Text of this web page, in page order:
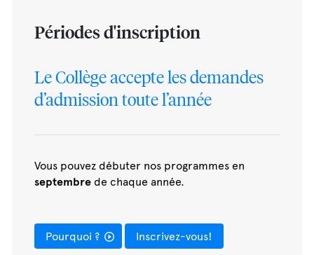
Périodes d'inscription
Le Collège accepte les demandes
d’admission toute l’année
Vous pouvez débuter nos programmes en
septembre de chaque année.
Pourquoi ? Inscrivez-vous!